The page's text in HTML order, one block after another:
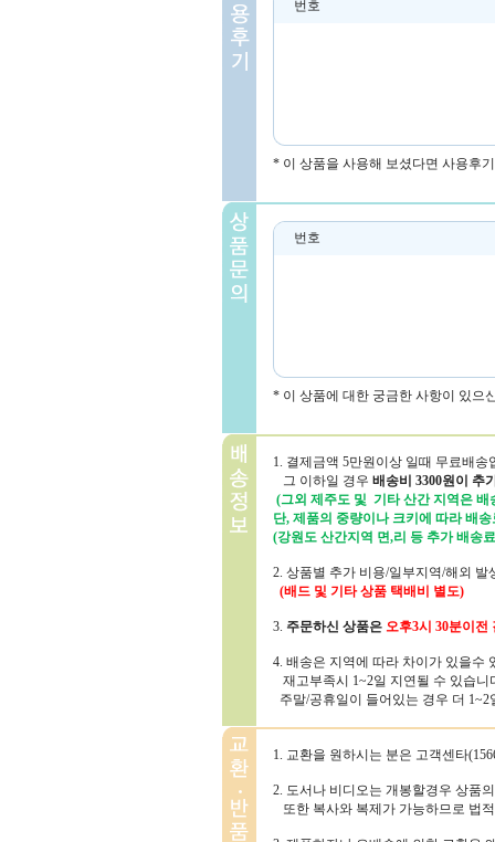
번호
* 이 상품을 사용해 보셨다면 사용후
번호
* 이 상품에 대한 궁금한 사항이 있으
1. 결제금액 5만원이상 일때 무료배송
그 이하일 경우 배송비 3300원이 추
(그외 제주도 및 기타 산간 지역은 배
단, 제품의 중량이나 크키에 따라 배
(강원도 산간지역 면,리 등 추가 배송
2. 상품별 추가 비용/일부지역/해외 발
(배드 및 기타 상품 택배비 별도)
3. 주문하신 상품은 오후3시 30분이전
4. 배송은 지역에 따라 차이가 있을수
재고부족시 1~2일 지연될 수 있습니
주말/공휴일이 들어있는 경우 더
1. 교환을 원하시는 분은 고객센타
2. 도서나 비디오는 개봉할경우 상품
또한 복사와 복제가 가능하므로 법